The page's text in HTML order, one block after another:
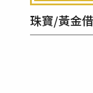
珠寶/黃金